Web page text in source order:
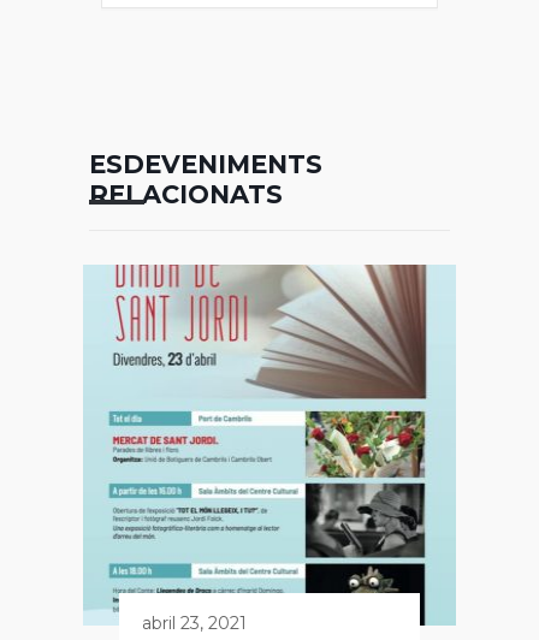
ESDEVENIMENTS
RELACIONATS
abril 23, 2021